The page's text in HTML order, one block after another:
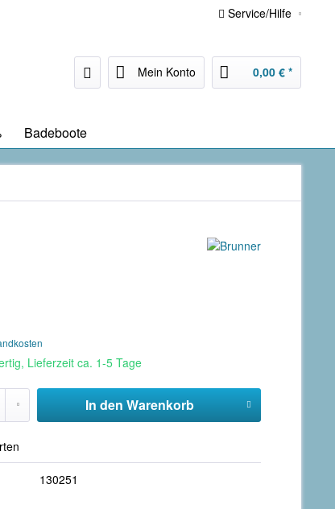
Service/Hilfe
Mein Konto 0,00 € *
Badeboote
Lieferzeit ca. 1-5 Tage
In den Warenkorb
130251